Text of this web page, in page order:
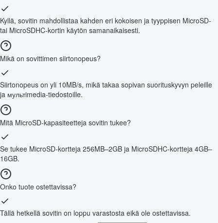
Kyllä, sovitin mahdollistaa kahden eri kokoisen ja tyyppisen MicroSD-
tai MicroSDHC-kortin käytön samanaikaisesti.
Mikä on sovittimen siirtonopeus?
Siirtonopeus on yli 10MB/s, mikä takaa sopivan suorituskyvyn peleille
ja мультimedia-tiedostoille.
Mitä MicroSD-kapasiteetteja sovitin tukee?
Se tukee MicroSD-kortteja 256MB–2GB ja MicroSDHC-kortteja 4GB–
16GB.
Onko tuote ostettavissa?
Tällä hetkellä sovitin on loppu varastosta eikä ole ostettavissa.